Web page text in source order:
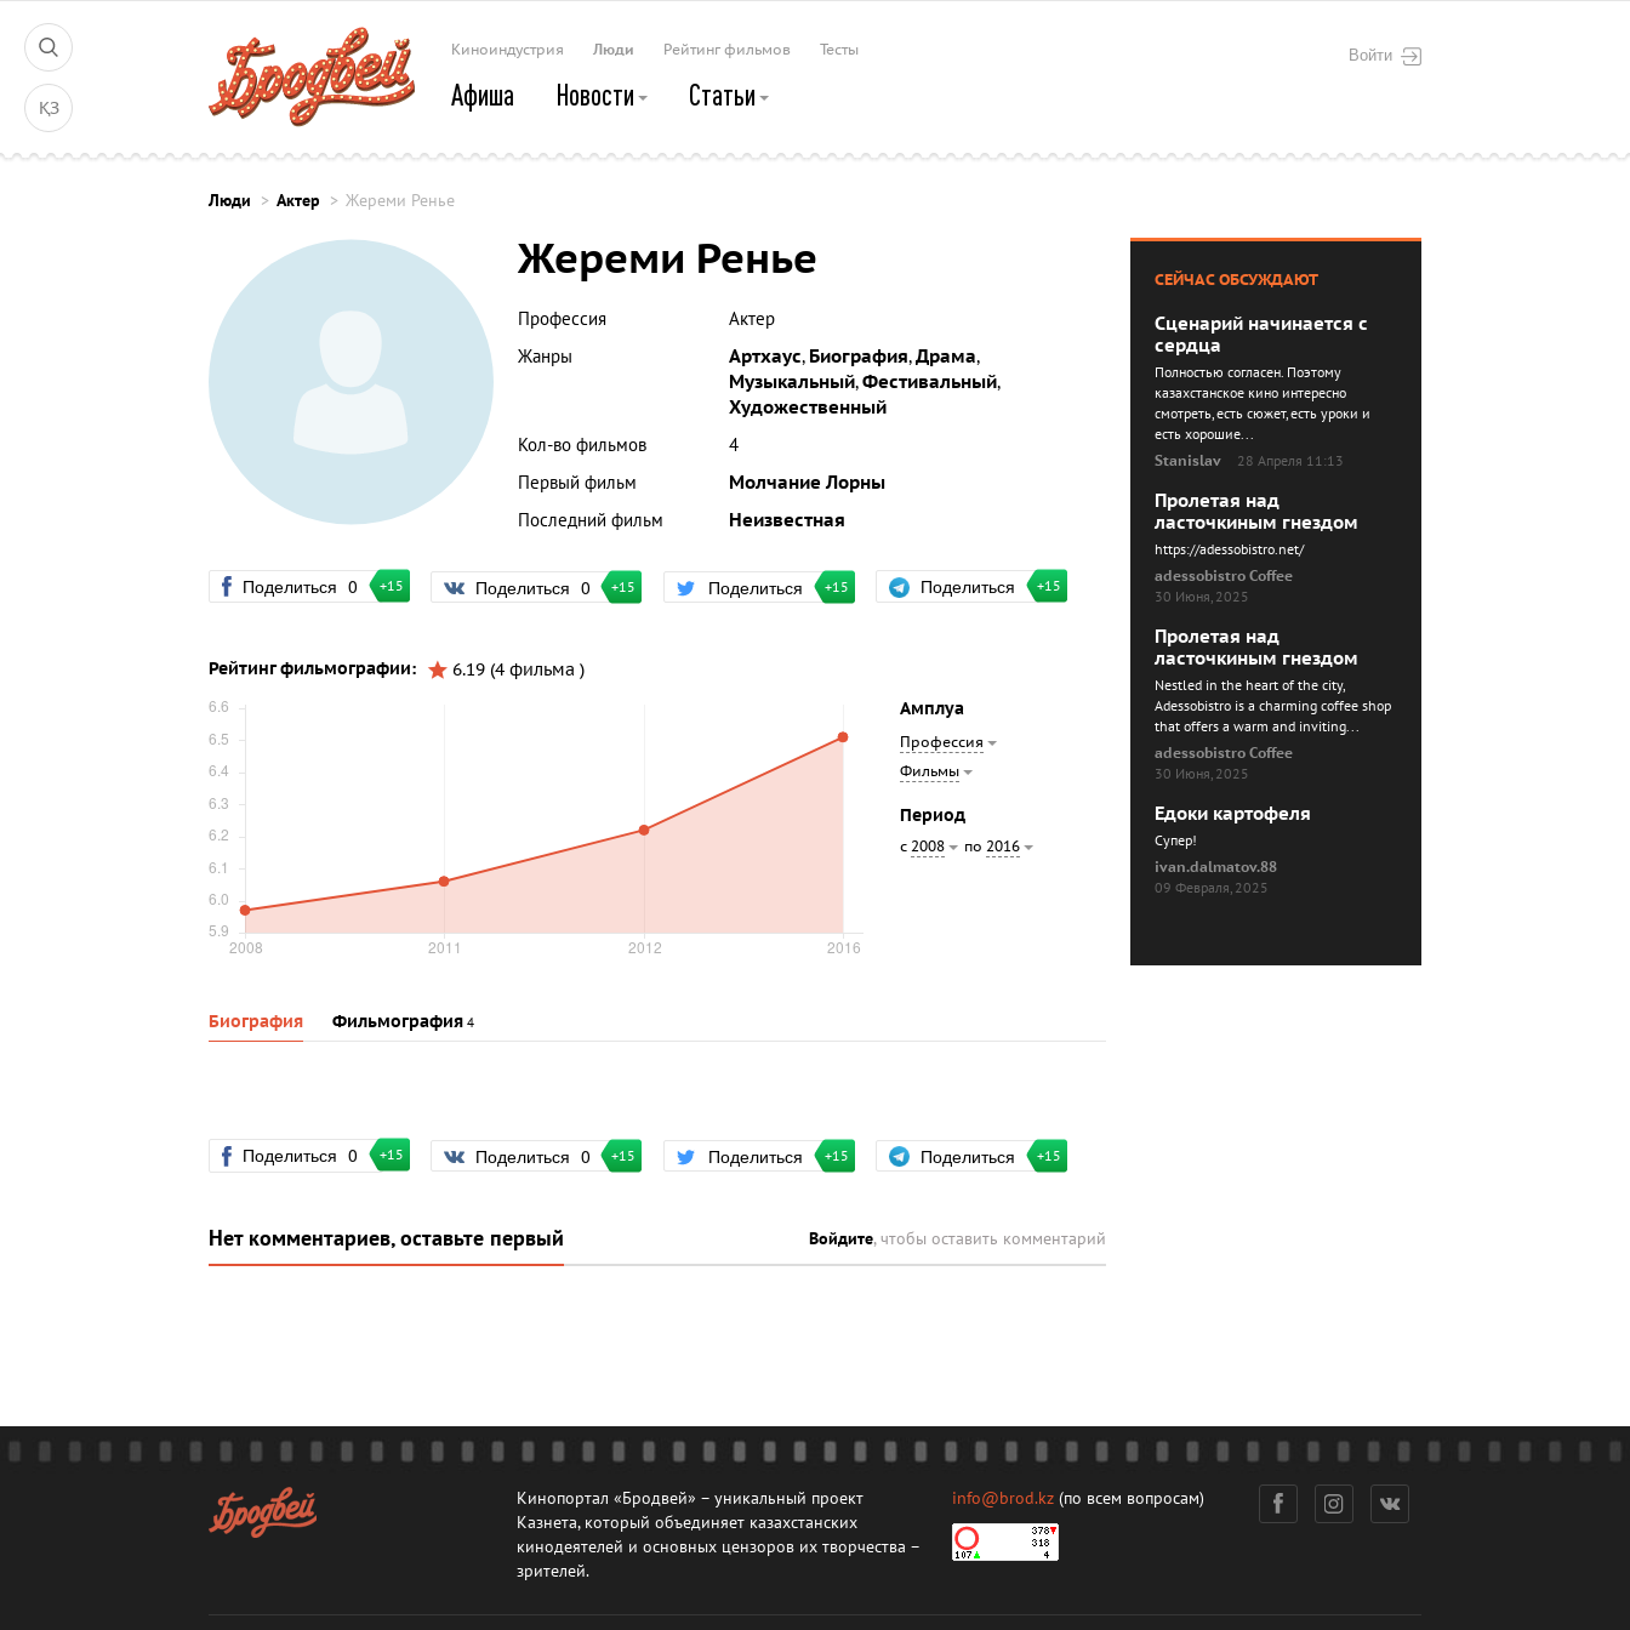
ҚЗ
Войти
Киноиндустрия Люди Рейтинг фильмов Тесты
Афиша Новости Статьи
Люди Актер Жереми Ренье
Жереми Ренье
Профессия
Актер
Жанры
Артхаус, Биография,Драма,
Музыкальный,Фестивальный,
Художественный
Кол-во фильмов
4
Первый фильм
Молчание Лорны
Последний фильм
Неизвестная
Поделиться 0 +15 Поделиться 0 +15 Поделиться +15 Поделиться +15
Рейтинг фильмографии:
6.19 (4 фильма )
Амплуа
Профессия
Фильмы
Период
с 2008 по 2016
Биография Фильмография 4
Поделиться 0 +15 Поделиться 0 +15 Поделиться +15 Поделиться +15
Нет комментариев, оставьте первый Войдите, чтобы оставить комментарий
СЕЙЧАС ОБСУЖДАЮТ
Сценарий начинается с
сердца
Полностью согласен. Поэтому
казахстанское кино интересно
смотреть, есть сюжет, есть уроки и
есть хорошие...
Stanislav
28 Апреля 11:13
Пролетая над
ласточкиным гнездом
https://adessobistro.net/
adessobistro Coffee
30 Июня, 2025
Пролетая над
ласточкиным гнездом
Nestled in the heart of the city,
Adessobistro is a charming coffee shop
that offers a warm and inviting...
adessobistro Coffee
30 Июня, 2025
Едоки картофеля
Cупер!
ivan.dalmatov.88
09 Февраля, 2025
Кинопортал «Бродвей» – уникальный проект
Казнета, который объединяет казахстанских
кинодеятелей и основных цензоров их творчества –
зрителей.
info@brod.kz (по всем вопросам)